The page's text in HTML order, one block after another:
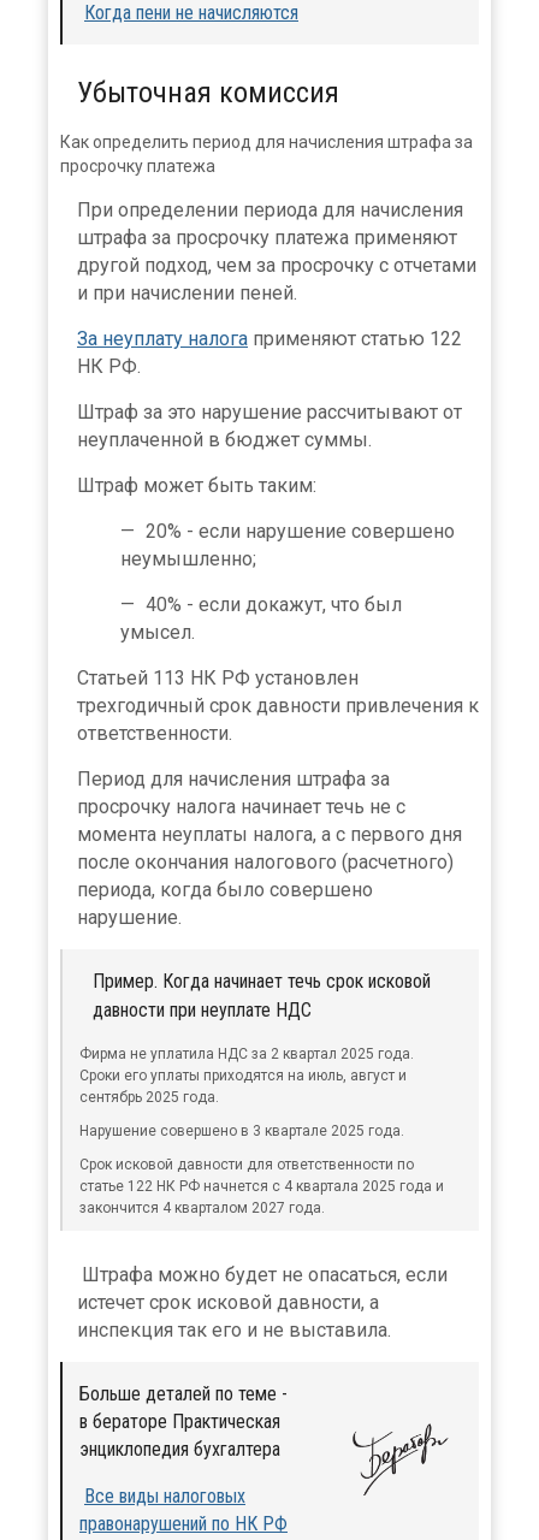
Когда пени не начисляются
Убыточная комиссия
Как определить период для начисления штрафа за
просрочку платежа
При определении периода для начисления
штрафа за просрочку платежа применяют
другой подход, чем за просрочку с отчетами
и при начислении пеней.
За неуплату налога применяют статью 122
НК РФ.
Штраф за это нарушение рассчитывают от
неуплаченной в бюджет суммы.
Штраф может быть таким:
20% - если нарушение совершено
неумышленно;
40% - если докажут, что был
умысел.
Статьей 113 НК РФ установлен
трехгодичный срок давности привлечения к
ответственности.
Период для начисления штрафа за
просрочку налога начинает течь не с
момента неуплаты налога, а с первого дня
после окончания налогового (расчетного)
периода, когда было совершено
нарушение.
Пример. Когда начинает течь срок исковой
давности при неуплате НДС
Фирма не уплатила НДС за 2 квартал 2025 года.
Сроки его уплаты приходятся на июль, август и
сентябрь 2025 года.
Нарушение совершено в 3 квартале 2025 года.
Срок исковой давности для ответственности по
статье 122 НК РФ начнется с 4 квартала 2025 года и
закончится 4 кварталом 2027 года.
Штрафа можно будет не опасаться, если
истечет срок исковой давности, а
инспекция так его и не выставила.
Больше деталей по теме -
в бераторе Практическая
энциклопедия бухгалтера
Все виды налоговых
правонарушений по НК РФ